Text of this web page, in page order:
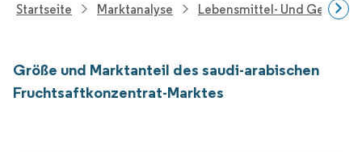
Startseite Marktanalyse Lebensmittel- Und
Größe und Marktanteil des saudi-arabischen
Fruchtsaftkonzentrat-Marktes